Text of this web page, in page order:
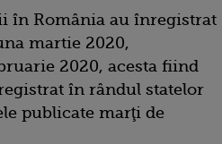
în România au înregistrat
martie 2020,
2020, acesta fiind
în rândul statelor
publicate marţi de